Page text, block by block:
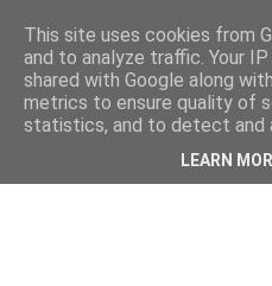
This site uses cookies from
and to analyze traffic. Your
shared with Google along
metrics to ensure quality of
statistics, and to detect and
LEARN